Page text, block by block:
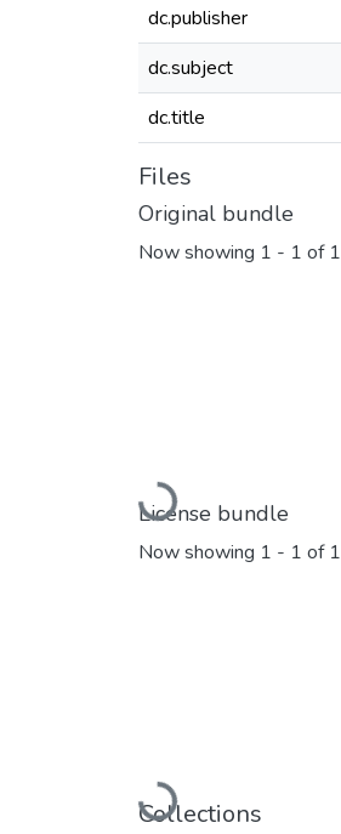
dc.publisher
dc.subject
dc.title
Files
Original bundle
Now showing 1 - 1 of 1
Loading...
License bundle
Now showing 1 - 1 of 1
Loading...
Collections